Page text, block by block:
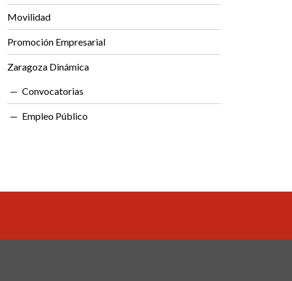
Movilidad
Promoción Empresarial
Zaragoza Dinámica
Convocatorias
Empleo Público